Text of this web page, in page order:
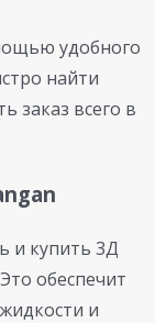
удобного
найти
заказ всего в
и купить 3Д
обеспечит
и